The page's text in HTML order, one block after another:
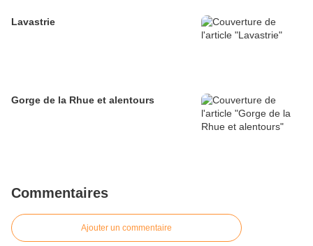
Lavastrie
Gorge de la Rhue et alentours
Commentaires
Ajouter un commentaire